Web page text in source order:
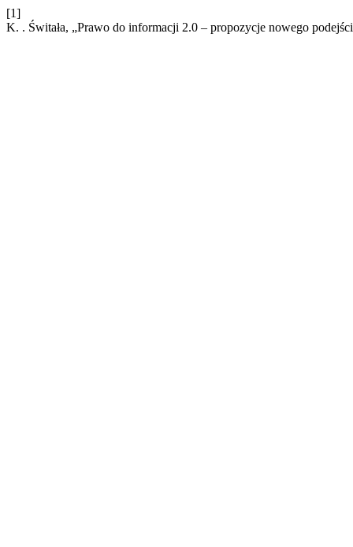
[1]
K. . Świtała, „Prawo do informacji 2.0 – propozycje nowego